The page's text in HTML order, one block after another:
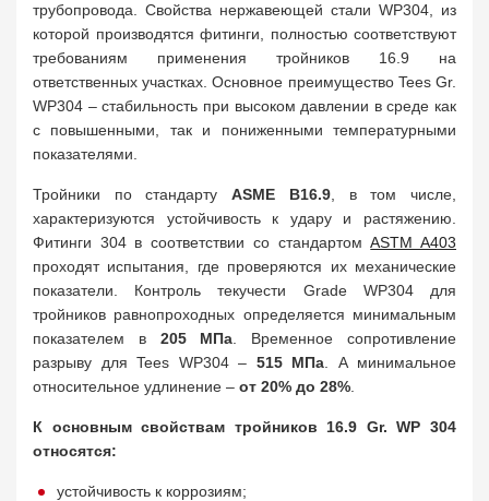
трубопровода. Свойства нержавеющей стали WP304, из
которой производятся фитинги, полностью соответствуют
требованиям применения тройников 16.9 на
ответственных участках. Основное преимущество Tees Gr.
WP304 – стабильность при высоком давлении в среде как
с повышенными, так и пониженными температурными
показателями.
Тройники по стандартуASME B16.9, в том числе,
характеризуются устойчивость к удару и растяжению.
Фитинги 304 в соответствии со стандартомASTM A403
проходят испытания, где проверяются их механические
показатели. Контроль текучести Grade WP304 для
тройников равнопроходных определяется минимальным
показателем в 205 МПа . Временное сопротивление
разрыву для Tees WP304 – 515 МПа . А минимальное
относительное удлинение – от 20% до 28%
К основным свойствам тройников 16.9 Gr. WP 304
относятся:
устойчивость к коррозиям;